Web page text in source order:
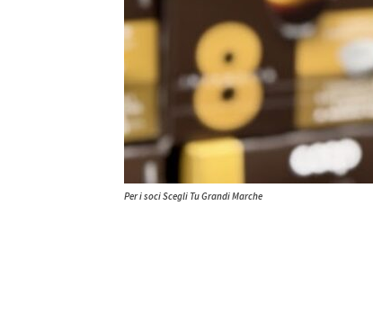
Per i soci Scegli Tu Grandi Marche